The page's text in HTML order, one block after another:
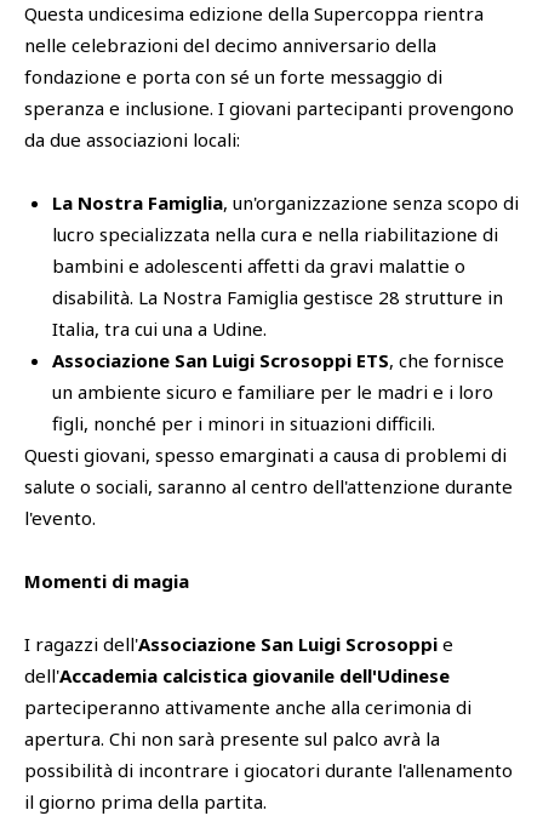
Questa undicesima edizione della Supercoppa rientra
nelle celebrazioni del decimo anniversario della
fondazione e porta con sé un forte messaggio di
speranza e inclusione. I giovani partecipanti provengono
da due associazioni locali:
La Nostra Famiglia, un'organizzazione senza scopo di
lucro specializzata nella cura e nella riabilitazione di
bambini e adolescenti affetti da gravi malattie o
disabilità. La Nostra Famiglia gestisce 28 strutture in
Italia, tra cui una a Udine.
Associazione San Luigi Scrosoppi ETS, che fornisce
un ambiente sicuro e familiare per le madri e i loro
figli, nonché per i minori in situazioni difficili.
Questi giovani, spesso emarginati a causa di problemi di
salute o sociali, saranno al centro dell'attenzione durante
l'evento.
Momenti di magia
I ragazzi dell'Associazione San Luigi Scrosoppi e
dell'Accademia calcistica giovanile dell'Udinese
parteciperanno attivamente anche alla cerimonia di
apertura. Chi non sarà presente sul palco avrà la
possibilità di incontrare i giocatori durante l'allenamento
il giorno prima della partita.